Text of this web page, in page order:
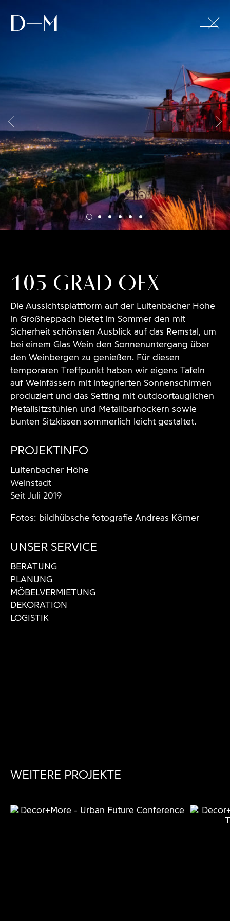
D+M +
105 Grad Oex
Die Aussichtsplattform auf der Luitenbächer Höhe
in Großheppach bietet im Sommer den mit
Sicherheit schönsten Ausblick auf das Remstal, um
bei einem Glas Wein den Sonnenuntergang über
den Weinbergen zu genießen. Für diesen
temporären Treffpunkt haben wir eigens Tafeln
auf Weinfässern mit integrierten Sonnenschirmen
produziert und das Setting mit outdoortauglichen
Metallsitzstühlen und Metallbarhockern sowie
bunten Sitzkissen sommerlich leicht gestaltet.
PROJEKTINFO
Luitenbacher Höhe
Weinstadt
Seit Juli 2019
Fotos: bildhübsche fotografie Andreas Körner
UNSER SERVICE
BERATUNG
PLANUNG
MÖBELVERMIETUNG
DEKORATION
LOGISTIK
WEITERE PROJEKTE